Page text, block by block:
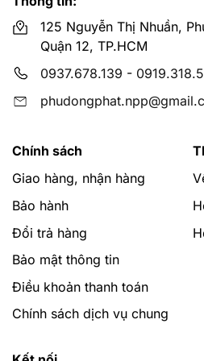
125 Nguyễn Thị Nhuần,
Quận 12, TP.HCM
0937.678.139 -
Chính sách
Giao hàng, nhận hàng
Bảo hành
Đổi trả hàng
Bảo mật thông tin
Điều khoản thanh toán
Chính sách dịch vụ chung